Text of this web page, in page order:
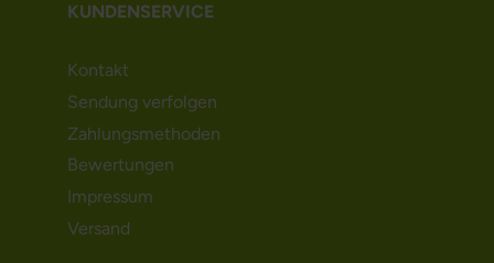
KUNDENSERVICE
Kontakt
Sendung verfolgen
Zahlungsmethoden
Bewertungen
Impressum
Versand